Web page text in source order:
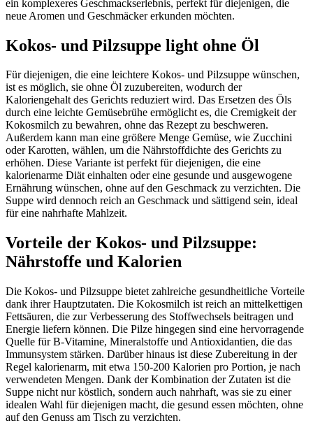
ein komplexeres Geschmackserlebnis, perfekt für diejenigen, die
neue Aromen und Geschmäcker erkunden möchten.
Kokos- und Pilzsuppe light ohne Öl
Für diejenigen, die eine leichtere Kokos- und Pilzsuppe wünschen,
ist es möglich, sie ohne Öl zuzubereiten, wodurch der
Kaloriengehalt des Gerichts reduziert wird. Das Ersetzen des Öls
durch eine leichte Gemüsebrühe ermöglicht es, die Cremigkeit der
Kokosmilch zu bewahren, ohne das Rezept zu beschweren.
Außerdem kann man eine größere Menge Gemüse, wie Zucchini
oder Karotten, wählen, um die Nährstoffdichte des Gerichts zu
erhöhen. Diese Variante ist perfekt für diejenigen, die eine
kalorienarme Diät einhalten oder eine gesunde und ausgewogene
Ernährung wünschen, ohne auf den Geschmack zu verzichten. Die
Suppe wird dennoch reich an Geschmack und sättigend sein, ideal
für eine nahrhafte Mahlzeit.
Vorteile der Kokos- und Pilzsuppe:
Nährstoffe und Kalorien
Die Kokos- und Pilzsuppe bietet zahlreiche gesundheitliche Vorteile
dank ihrer Hauptzutaten. Die Kokosmilch ist reich an mittelkettigen
Fettsäuren, die zur Verbesserung des Stoffwechsels beitragen und
Energie liefern können. Die Pilze hingegen sind eine hervorragende
Quelle für B-Vitamine, Mineralstoffe und Antioxidantien, die das
Immunsystem stärken. Darüber hinaus ist diese Zubereitung in der
Regel kalorienarm, mit etwa 150-200 Kalorien pro Portion, je nach
verwendeten Mengen. Dank der Kombination der Zutaten ist die
Suppe nicht nur köstlich, sondern auch nahrhaft, was sie zu einer
idealen Wahl für diejenigen macht, die gesund essen möchten, ohne
auf den Genuss am Tisch zu verzichten.